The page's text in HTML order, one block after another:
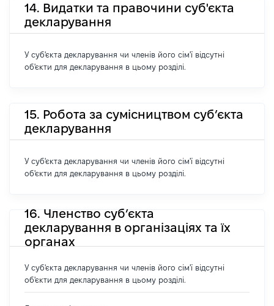
14. Видатки та правочини суб'єкта
декларування
У суб'єкта декларування чи членів його сім'ї відсутні
об'єкти для декларування в цьому розділі.
15. Робота за сумісництвом суб’єкта
декларування
У суб'єкта декларування чи членів його сім'ї відсутні
об'єкти для декларування в цьому розділі.
16. Членство суб’єкта
декларування в організаціях та їх
органах
У суб'єкта декларування чи членів його сім'ї відсутні
об'єкти для декларування в цьому розділі.